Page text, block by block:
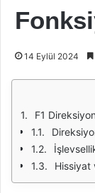
14 Eylül 2024
F1
Hissiyat